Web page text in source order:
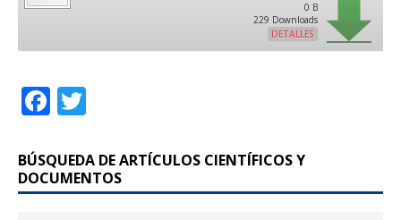
0 B
229 Downloads
DETALLES
F
c
e
it
te
BÚSQUEDA DE ARTÍCULOS CIENTÍFICOS Y
DOCUMENTOS